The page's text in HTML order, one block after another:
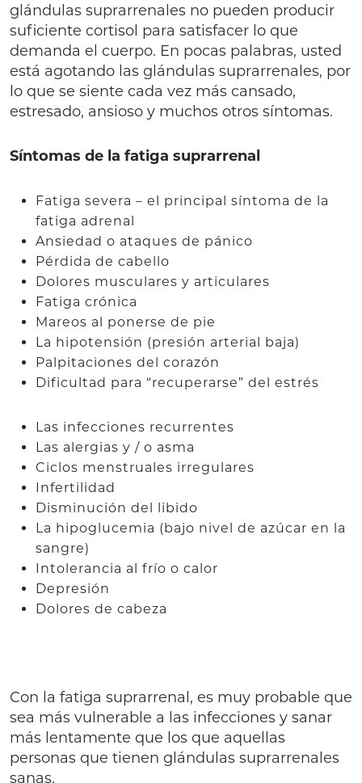
glándulas suprarrenales no pueden producir
suficiente cortisol para satisfacer lo que
demanda el cuerpo. En pocas palabras, usted
está agotando las glándulas suprarrenales, por
lo que se siente cada vez más cansado,
estresado, ansioso y muchos otros síntomas.
Síntomas de la fatiga suprarrenal
Fatiga severa – el principal síntoma de la
fatiga adrenal
Ansiedad o ataques de pánico
Pérdida de cabello
Dolores musculares y articulares
Fatiga crónica
Mareos al ponerse de pie
La hipotensión (presión arterial baja)
Palpitaciones del corazón
Dificultad para “recuperarse” del estrés
Las infecciones recurrentes
Las alergias y / o asma
Ciclos menstruales irregulares
Infertilidad
Disminución del libido
La hipoglucemia (bajo nivel de azúcar en la
sangre)
Intolerancia al frío o calor
Depresión
Dolores de cabeza
Con la fatiga suprarrenal, es muy probable que
sea más vulnerable a las infecciones y sanar
más lentamente que los que aquellas
personas que tienen glándulas suprarrenales
sanas.